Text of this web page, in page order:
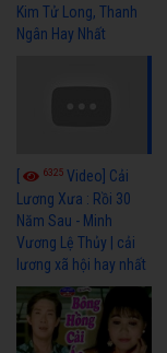
Kim Tử Long, Thanh
Ngân Hay Nhất
6325 Video] Cải
Lương Xưa : Rồi 30
Năm Sau - Minh
Vương Lệ Thủy | cải
lương xã hội hay nhất